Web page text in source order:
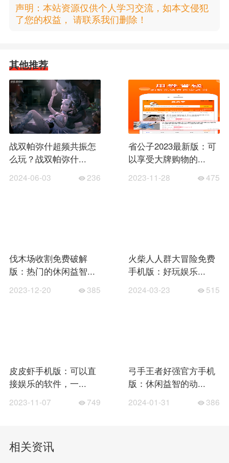
声明：本站资源仅供个人学习交流，如本文侵犯
了您的权益， 请联系我们删除！
其他推荐
战双帕弥什超频共振怎
么玩？战双帕弥什...
2024-06-03 236
省公子2023最新版：可
以享受大牌购物的...
2023-11-28 475
伐木场收割免费破解
版：热门的休闲益智...
2023-12-20 385
火柴人人群大冒险免费
手机版：好玩娱乐...
2024-03-23 515
皮皮虾手机版：可以直
接娱乐的软件，一...
2023-11-07 749
弓手王者好强官方手机
版：休闲益智的动...
2024-01-31 386
相关资讯